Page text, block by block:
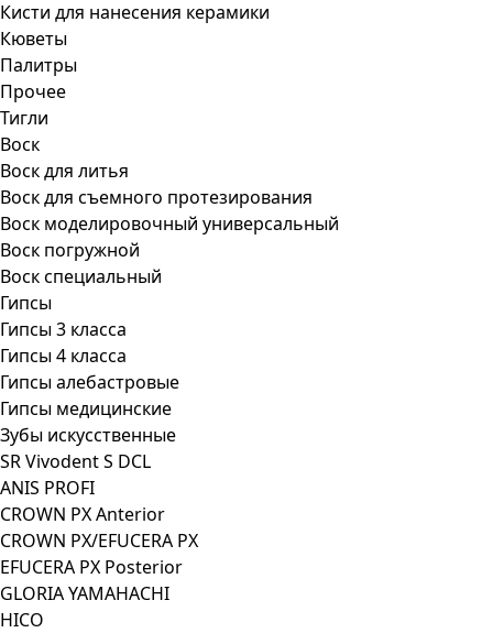
Кисти для нанесения керамики
Кюветы
Палитры
Прочее
Тигли
Воск
Воск для литья
Воск для съемного протезирования
Воск моделировочный универсальный
Воск погружной
Воск специальный
Гипсы
Гипсы 3 класса
Гипсы 4 класса
Гипсы алебастровые
Гипсы медицинские
Зубы искусственные
SR Vivodent S DCL
ANIS PROFI
CROWN PX Anterior
CROWN PX/EFUCERA PX
EFUCERA PX Posterior
GLORIA YAMAHACHI
HICO